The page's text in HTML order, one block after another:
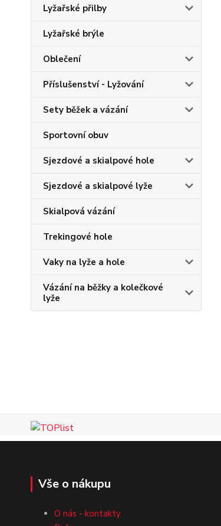
Lyžařské přilby
Lyžařské brýle
Oblečení
Příslušenství - Lyžování
Sety běžek a vázání
Sportovní obuv
Sjezdové a skialpové hole
Sjezdové a skialpové lyže
Skialpová vázání
Trekingové hole
Vaky na lyže a hole
Vázání na běžky a kolečkové
lyže
Vše o nákupu
O nás - kontakty